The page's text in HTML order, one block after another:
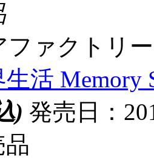
ファクトリー
活 Memory
) 発売日：
品